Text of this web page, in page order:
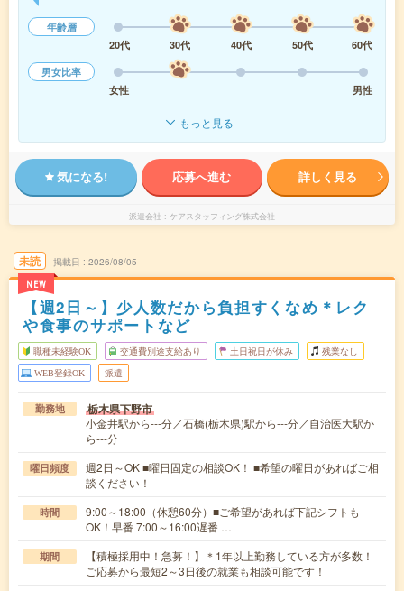
年齢層
20代
30代 40代 50代
60代
男女比率
女性
男性
もっと見る
気になる! 応募へ進む 詳しく見る
派遣会社 ケアスタッフィング株式会社
未読
NEW
掲載日 2026/08/05
【週2日～】少人数だから負担すくなめ＊レク
や食事のサポートなど
職種未経験OK 交通費別途支給あり 土日祝日が休み 残業なし
WEB登録OK 派遣
勤務地 栃木県下野市
小金井駅から---分／石橋(栃木県)駅から---分／自治医大駅か
ら---分
曜日頻度
週2日～OK ■曜日固定の相談OK！ ■希望の曜日があればご相
談ください！
時間
9:00～18:00（休憩60分）■ご希望があれば下記シフトも
OK！早番 7:00～16:00遅番 …
期間
【積極採用中！急募！】＊1年以上勤務している方が多数！
ご応募から最短2～3日後の就業も相談可能です！